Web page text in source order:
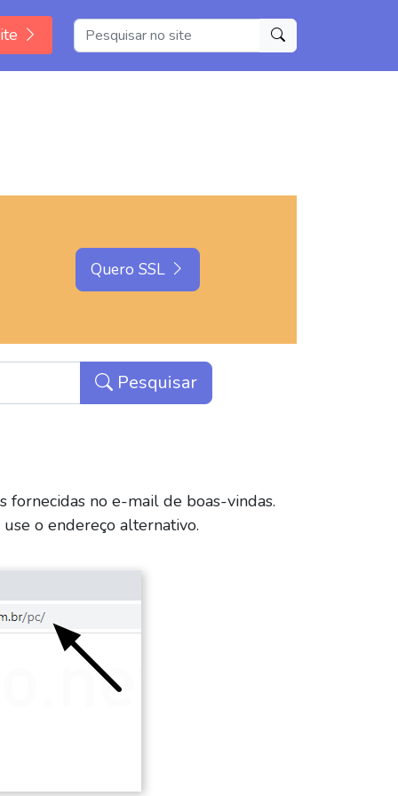
Quero SSL
Pesquisar
fornecidas no e-mail de boas-vindas.
o endereço alternativo.